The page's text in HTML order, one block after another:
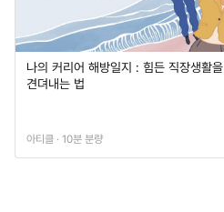
나의 커리어 해방일지 : 힘든 직장생활을
견뎌내는 법
아티클 · 10분 분량